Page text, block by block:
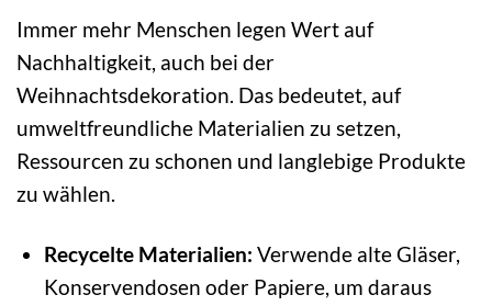
Immer mehr Menschen legen Wert auf
Nachhaltigkeit, auch bei der
Weihnachtsdekoration. Das bedeutet, auf
umweltfreundliche Materialien zu setzen,
Ressourcen zu schonen und langlebige Produkte
zu wählen.
Recycelte Materialien: Verwende alte Gläser,
Konservendosen oder Papiere, um daraus